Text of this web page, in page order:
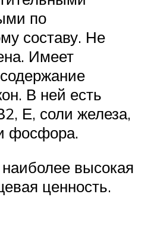
по
составу. Не
Имеет
В ней есть
Е, соли железа,
фосфора.
наиболее высокая
ценность.